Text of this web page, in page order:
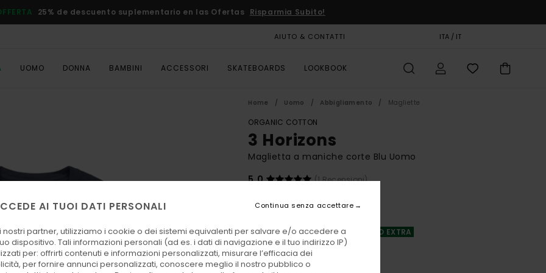
25% de descuento suplementario en las Ofertas Risparmia Subito!
AIUTO & CONTATTI ITA / IT
UOMO DONNA BAMBINI ACCESSORI SKATEBOARDS LOOKBOOK
Home Uomo Abbigliamento Magliette
ORGANIC COTTON
3 Horizons
Maglietta a maniche corte Blu Uomo
5.0
(1 Recensioni)
35,00 €
DOPPIA OFFERTA 25% DI SCONTO EXTRA
ColoriEclipse Navy
AI TUOI DATI PERSONALI
partner, utilizziamo i cookie o dei sistemi equivalenti per salvare e/o accedere a
dispositivo. Tali informazioni personali (ad es. i dati di navigazione e il tuo indirizzo IP)
per: offrirti contenuti e informazioni personalizzati, misurare l’efficacia dei
per fornire annunci personalizzati, conoscere meglio il nostro pubblico o
Continua senza accettare